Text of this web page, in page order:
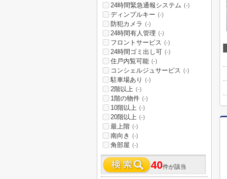
24時間緊急通報システム (-)
ディンプルキー (-)
防犯カメラ (-)
24時間有人管理 (-)
フロントサービス (-)
24時間ゴミ出し可 (-)
住戸内覧可能 (-)
コンシェルジュサービス (-)
駐車場あり (-)
2階以上 (-)
1階の物件 (-)
10階以上 (-)
20階以上 (-)
最上階 (-)
南向き (-)
角部屋 (-)
40件が該当